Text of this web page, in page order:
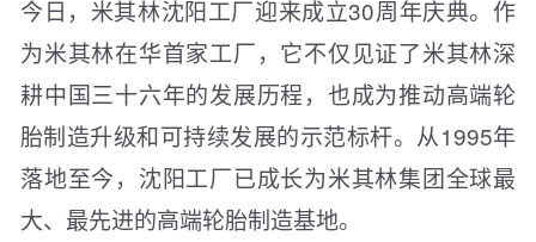
今日，米其林沈阳工厂迎来成立30周年庆典。作
为米其林在华首家工厂，它不仅见证了米其林深
耕中国三十六年的发展历程，也成为推动高端轮
胎制造升级和可持续发展的示范标杆。从1995年
落地至今，沈阳工厂已成长为米其林集团全球最
大、最先进的高端轮胎制造基地。